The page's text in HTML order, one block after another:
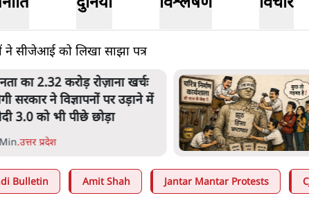
ने सीजेआई को लिखा साझा पत्र
का 2.32 करोड़ रोज़ाना खर्चः
सरकार ने विज्ञापनों पर उड़ाने में
3.0 को भी पीछे छोड़ा
.उत्तर प्रदेश
Bulletin Amit Shah Jantar Mantar Protests